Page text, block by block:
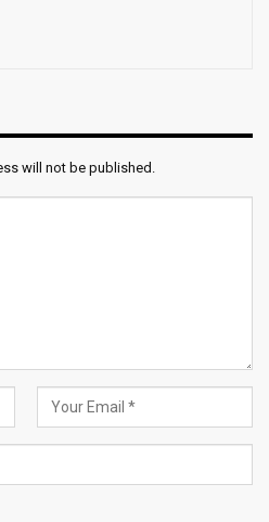
will not be published.